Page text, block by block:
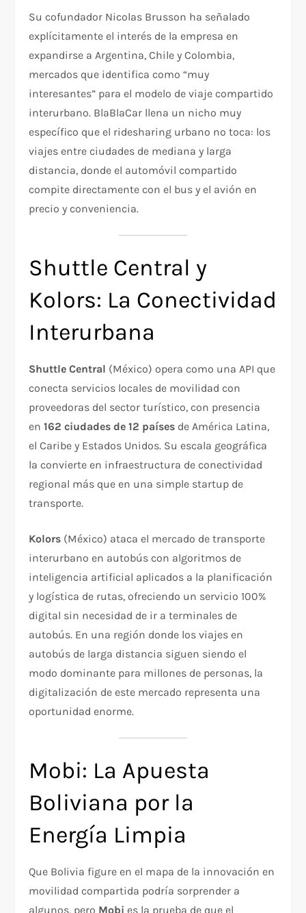
Su cofundador Nicolas Brusson ha señalado
explícitamente el interés de la empresa en
expandirse a Argentina, Chile y Colombia,
mercados que identifica como “muy
interesantes” para el modelo de viaje compartido
interurbano. BlaBlaCar llena un nicho muy
específico que el ridesharing urbano no toca: los
viajes entre ciudades de mediana y larga
distancia, donde el automóvil compartido
compite directamente con el bus y el avión en
precio y conveniencia.
Shuttle Central y
Kolors: La Conectividad
Interurbana
Shuttle Central (México) opera como una API que
conecta servicios locales de movilidad con
proveedoras del sector turístico, con presencia
en162 ciudades de 12 países de América Latina,
el Caribe y Estados Unidos. Su escala geográfica
la convierte en infraestructura de conectividad
regional más que en una simple startup de
transporte.
Kolors (México) ataca el mercado de transporte
interurbano en autobús con algoritmos de
inteligencia artificial aplicados a la planificación
y logística de rutas, ofreciendo un servicio 100%
digital sin necesidad de ir a terminales de
autobús. En una región donde los viajes en
autobús de larga distancia siguen siendo el
modo dominante para millones de personas, la
digitalización de este mercado representa una
oportunidad enorme.
Mobi: La Apuesta
Boliviana por la
Energía Limpia
Que Bolivia figure en el mapa de la innovación en
movilidad compartida podría sorprender a
algunos, pero Mobi es la prueba de que el